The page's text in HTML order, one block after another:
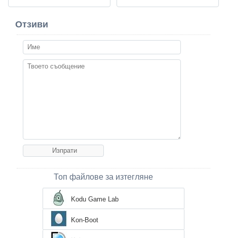
Отзиви
Топ файлове за изтегляне
Kodu Game Lab
Kon-Boot